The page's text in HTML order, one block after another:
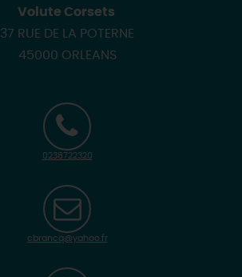
Volute Corsets
37 RUE DE LA POTERNE
45000 ORLEANS
0238722320
cbrancq@yahoo.fr